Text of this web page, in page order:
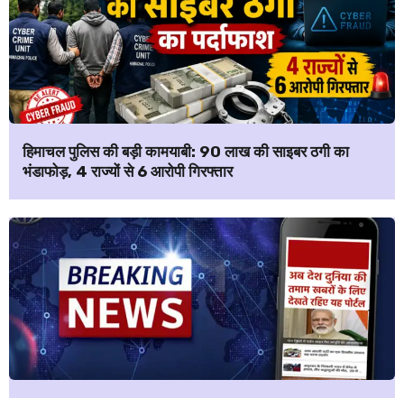
हिमाचल पुलिस की बड़ी कामयाबी: ₹90 लाख की साइबर ठगी का
भंडाफोड़, 4 राज्यों से 6 आरोपी गिरफ्तार